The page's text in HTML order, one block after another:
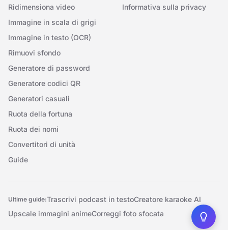
Ridimensiona video
Immagine in scala di grigi
Immagine in testo (OCR)
Rimuovi sfondo
Generatore di password
Generatore codici QR
Generatori casuali
Ruota della fortuna
Ruota dei nomi
Convertitori di unità
Guide
Informativa sulla privacy
Ultime guide:Trascrivi podcast in testoCreatore karaoke AI
Upscale immagini animeCorreggi foto sfocata